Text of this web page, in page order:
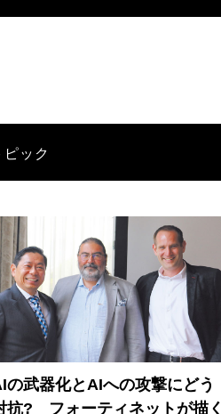
ピック
の武器化とAIへの攻撃にどう
抗? フォーティネットが描く